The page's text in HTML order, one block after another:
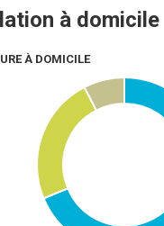
à domicile
À DOMICILE